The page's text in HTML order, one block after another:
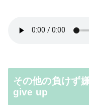
その他の負けず
give up